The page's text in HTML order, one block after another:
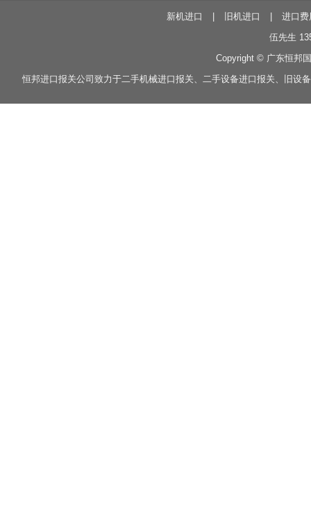
欧班列主动服
挥珠三角“产
海铁联运等多
新机进口 旧机进口
进口费
伍先生
Copyright © 广东恒邦
恒邦进口报关公司致力于二手机械进口报关、 二手设备进口报关、 旧设